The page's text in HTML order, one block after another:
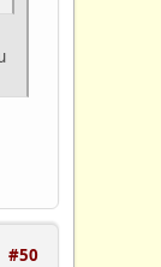
#50